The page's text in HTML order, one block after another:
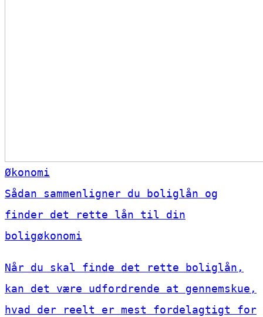
Økonomi
Sådan sammenligner du boliglån og
finder det rette lån til din
boligøkonomi
Når du skal finde det rette boliglån,
kan det være udfordrende at gennemskue,
hvad der reelt er mest fordelagtigt for